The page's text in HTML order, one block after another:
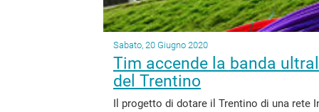
Sabato, 20 Giugno 2020
Tim accende la banda
del Trentino
Il progetto di dotare il Trentino di una rete